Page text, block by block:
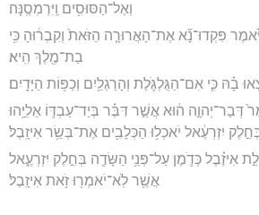
וְאֶל־הַסּוּסִ֖ים וַֽיִּרְמְסֶֽנָּה׃
פִּקְדוּ־נָ֞א אֶת־הָאֲרוּרָ֤ה הַזֹּאת֙ וְקִבְר֔וּהָ כִּ֥י
בַת־מֶ֖לֶךְ הִֽיא׃
בָ֗הּ כִּ֧י אִם־הַגֻּלְגֹּ֛לֶת וְהָרַגְלַ֖יִם וְכַפּ֥וֹת הַיָּדָֽיִם׃
דְּבַר־יְהוָ֣ה ה֔וּא אֲשֶׁ֣ר דִּבֶּ֗ר בְּיַד־עַבְדּ֛וֹ אֵלִיָּ֥הוּ
יִזְרְעֶ֔אל יֹאכְל֥וּ הַכְּלָבִ֖ים אֶת־בְּשַׂ֥ר אִיזָֽבֶל׃
אִיזֶ֗בֶל כְּדֹ֛מֶן עַל־פְּנֵ֥י הַשָּׂדֶ֖ה בְּחֵ֣לֶק יִזְרְעֶ֑אל
אֲשֶׁ֥ר לֹֽא־יֹאמְר֖וּ זֹ֥את אִיזָֽבֶל׃